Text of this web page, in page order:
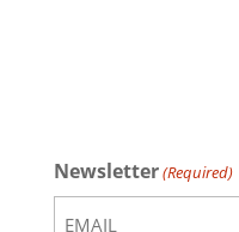
Newsletter(Required)